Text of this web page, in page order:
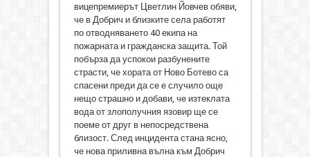
вицепремиерът Цветлин Йовчев обяви,
че в Добрич и близките села работят
по отводняването 40 екипа на
пожарната и гражданска защита. Той
побърза да успокои разбунените
страсти, че хората от Ново Ботево са
спасени преди да се е случило още
нещо страшно и добави, че изтеклата
вода от злополучния язовир ще се
поеме от друг в непосредствена
близост. След инцидента стана ясно,
че нова приливна вълна към Добрич